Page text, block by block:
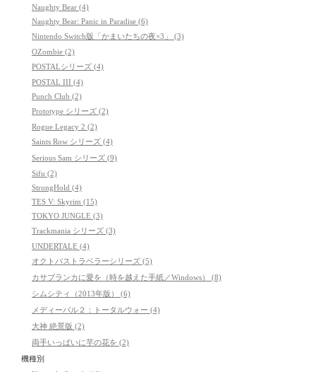
Naughty Bear (4)
Naughty Bear: Panic in Paradise (6)
Nintendo Switch版「かまいたちの夜×3」 (3)
OZombie (2)
POSTALシリーズ (4)
POSTAL III (4)
Punch Club (2)
Prototype シリーズ (2)
Rogue Legacy 2 (2)
Saints Row シリーズ (4)
Serious Sam シリーズ (9)
Sifu (2)
StrongHold (4)
TES V: Skyrim (15)
TOKYO JUNGLE (3)
Trackmania シリーズ (3)
UNDERTALE (4)
オクトパストラベラーシリーズ (5)
カサブランカに愛を（時を越えた手紙／Windows） (8)
シムシティ（2013年版） (6)
メディーバル２：トータルウォー (4)
大神 絶景版 (2)
両手いっぱいに芋の花を (2)
機種別